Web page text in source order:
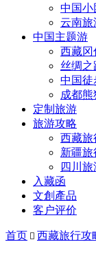
中国小
云南旅
中国主题游
西藏冈
丝绸之
中国徒
成都熊
定制旅游
旅游攻略
西藏旅
新疆旅
四川
入藏函
文創產品
客户评价
首页  西藏旅行攻